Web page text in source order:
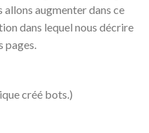
allons augmenter dans ce
dans lequel nous décrire
pages.
créé bots.)